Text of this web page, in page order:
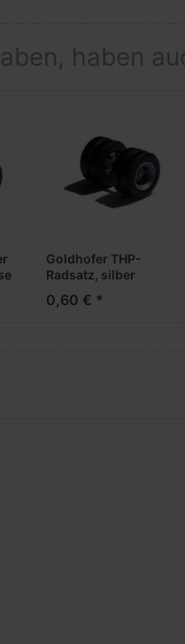
haben
Goldhofer THP-
Radsatz, silber
0,60 € *